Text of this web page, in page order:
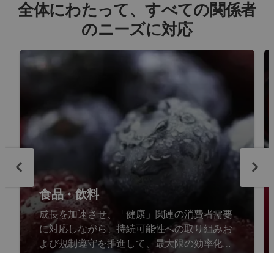
全体にわたって、すべての関係者
のニーズに対応
食品・飲料
成長を加速させ、「健康」関連の消費者需要
に対応しながら、持続可能性への取り組みお
よび規制遵守を推進して、最大限の効率化を